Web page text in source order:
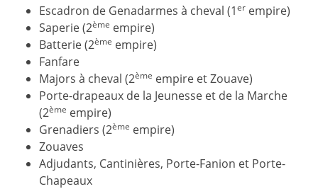
Escadron de Genadarmes à cheval (1er empire)
Saperie (2ème empire)
Batterie (2ème empire)
Fanfare
Majors à cheval (2ème empire et Zouave)
Porte-drapeaux de la Jeunesse et de la Marche
(2ème empire)
Grenadiers (2ème empire)
Zouaves
Adjudants, Cantinières, Porte-Fanion et Porte-
Chapeaux